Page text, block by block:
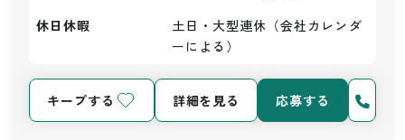
休日休暇
土日・大型連休（会社カレンダ
ーによる）
キープする 詳細を見る 応募する